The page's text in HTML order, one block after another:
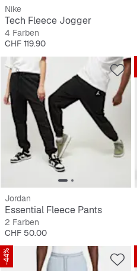
Nike
Tech Fleece Jogger
4 Farben
Preis
CHF 119.90
Jordan
Essential Fleece Pants
2 Farben
Preis
CHF 50.00
-44%